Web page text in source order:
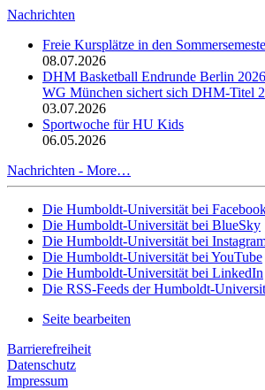
Nachrichten
Freie Kursplätze in den
08.07.2026
DHM Basketball Endrunde Berlin
WG München sichert sich DHM-Titel
03.07.2026
Sportwoche für HU Kids
06.05.2026
Nachrichten - More…
Die Humboldt-Universität bei
Die Humboldt-Universität bei BlueSky
Die Humboldt-Universität bei
Die Humboldt-Universität bei YouTube
Die Humboldt-Universität bei LinkedIn
Die RSS-Feeds der Humboldt-
Seite bearbeiten
Barrierefreiheit
Datenschutz
Impressum